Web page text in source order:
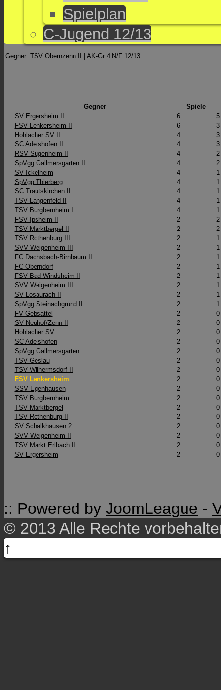
Spielplan
C-Jugend 12/13
Gegner: TSV Obernzenn II | AK-Gr 4 N/F 12/13
Gegner
Spiele
SV Ergersheim II
6
5
FSV Lenkersheim II
6
3
Hohlacher SV II
4
3
SC Adelshofen II
4
3
RSV Sugenheim II
4
2
SpVgg Gallmersgarten II
4
2
SV Ickelheim
4
1
SpVgg Thierberg
4
1
SC Trautskirchen II
4
1
TSV Langenfeld II
4
1
TSV Burgbernheim II
4
1
FSV Ipsheim II
2
2
TSV Marktbergel II
2
2
TSV Rothenburg III
2
1
SVV Weigenheim III
2
1
FC Dachsbach-Birnbaum II
2
1
FC Oberndorf
2
1
FSV Bad Windsheim II
2
1
SVV Weigenheim III
2
1
SV Losaurach II
2
1
SpVgg Steinachgrund II
2
1
FV Gebsattel
2
0
SV Neuhof/Zenn II
2
0
Hohlacher SV
2
0
SC Adelshofen
2
0
SpVgg Gallmersgarten
2
0
TSV Geslau
2
0
TSV Wilhermsdorf II
2
0
FSV Lenkersheim
2
0
SSV Egenhausen
2
0
TSV Burgbernheim
2
0
TSV Marktbergel
2
0
TSV Rothenburg II
2
0
SV Schalkhausen 2
2
0
SVV Weigenheim II
2
0
TSV Markt Erlbach II
2
0
SV Ergersheim
2 0
:: Powered by JoomLeague -
© 2013 Alle Rechte
↑